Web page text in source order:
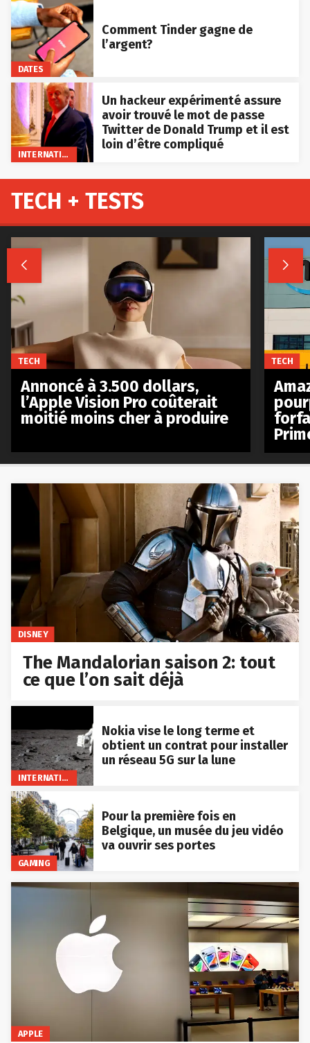
DATES
Comment Tinder gagne de
l’argent?
INTERNATIONAL
Un hackeur expérimenté assure
avoir trouvé le mot de passe
Twitter de Donald Trump et il est
loin d’être compliqué
DISNEY
The Mandalorian saison 2: tout
ce que l’on sait déjà
INTERNATIONAL
Nokia vise le long terme et
obtient un contrat pour installer
un réseau 5G sur la lune
GAMING
Pour la première fois en
Belgique, un musée du jeu vidéo
va ouvrir ses portes
APPLE
TECH + TESTS
 
TECH
Annoncé à 3.500 dollars,
l’Apple Vision Pro coûterait
moitié moins cher à produire
TECH